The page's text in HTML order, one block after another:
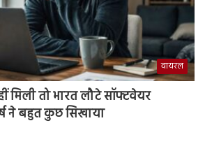
वायरल
मिली तो भारत लौटे सॉफ्टवेयर
ने बहुत कुछ सिखाया